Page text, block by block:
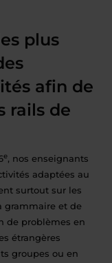
plus
afin de
rails de
e, nos enseignants
adaptées au
surtout sur les
grammaire et de
de problèmes en
étrangères
groupes ou en